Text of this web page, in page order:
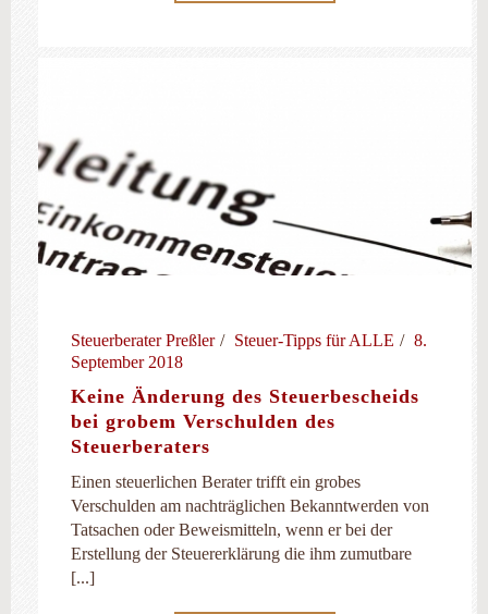
Steuerberater Preßler Steuer-Tipps für ALLE
8.
September 2018
Keine Änderung des Steuerbescheids
bei grobem Verschulden des
Steuerberaters
Einen steuerlichen Berater trifft ein grobes
Verschulden am nachträglichen Bekanntwerden von
Tatsachen oder Beweismitteln, wenn er bei der
Erstellung der Steuererklärung die ihm zumutbare
[...]